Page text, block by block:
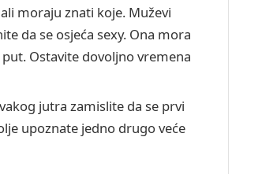
moraju znati koje. Muževi
da se osjeća sexy. Ona mora
Ostavite dovoljno vremena
jutra zamislite da se prvi
upoznate jedno drugo veće